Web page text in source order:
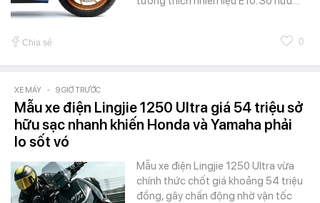
Chia sẻ 0
XE MÁY - 9 GIỜ TRƯỚC
Mẫu xe điện Lingjie 1250 Ultra giá 54 triệu sở
hữu sạc nhanh khiến Honda và Yamaha phải
lo sốt vó
Mẫu xe điện Lingjie 1250 Ultra vừa
chính thức chốt giá khoảng 54 triệu
đồng, gây chấn động nhờ vận tốc